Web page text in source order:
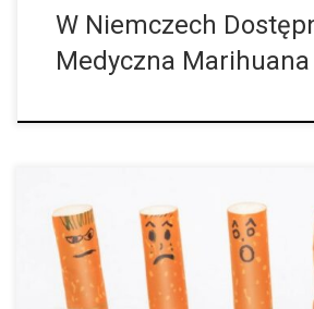
W Niemczech
Medyczna
Osoby, które ograniczą lub przestaną palić
większe szanse na skuteczne rzucenie